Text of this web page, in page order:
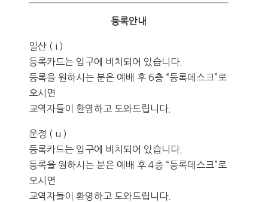
등록안내
일산 ( i )
등록카드는 입구에 비치되어 있습니다.
등록을 원하시는 분은 예배 후 6층 “등록데스크”로
오시면
교역자들이 환영하고 도와드립니다.
운정 ( u )
등록카드는 입구에 비치되어 있습니다.
등록을 원하시는 분은 예배 후 4층 “등록데스크”로
오시면
교역자들이 환영하고 도와드립니다.